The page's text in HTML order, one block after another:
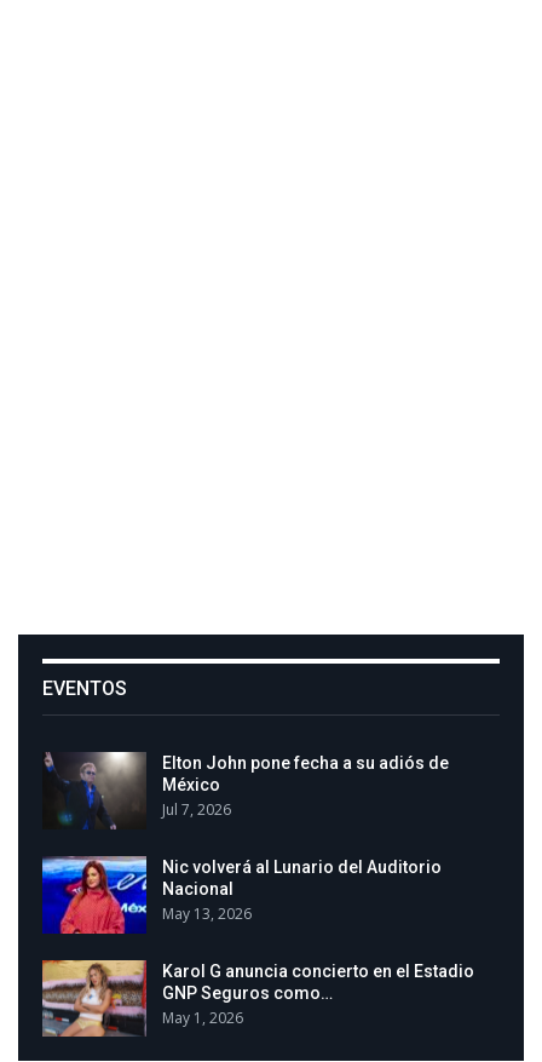
EVENTOS
Elton John pone fecha a su adiós de
México
Jul 7, 2026
Nic volverá al Lunario del Auditorio
Nacional
May 13, 2026
Karol G anuncia concierto en el Estadio
GNP Seguros como…
May 1, 2026